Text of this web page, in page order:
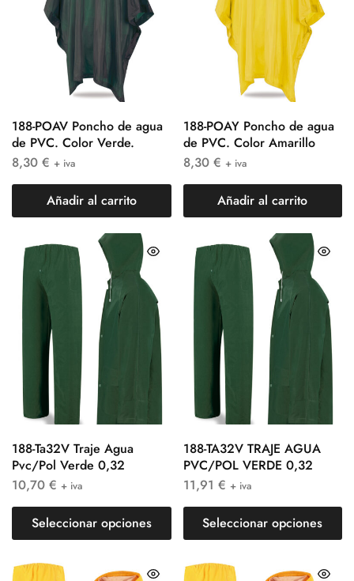
188-POAV Poncho de agua
de PVC. Color Verde.
8,30 € + iva
Añadir al carrito
188-POAY Poncho de agua
de PVC. Color Amarillo
8,30 € + iva
Añadir al carrito
188-Ta32V Traje Agua
Pvc/Pol Verde 0,32
10,70 € + iva
Seleccionar opciones
188-TA32V TRAJE AGUA
PVC/POL VERDE 0,32
11,91 € + iva
Seleccionar opciones